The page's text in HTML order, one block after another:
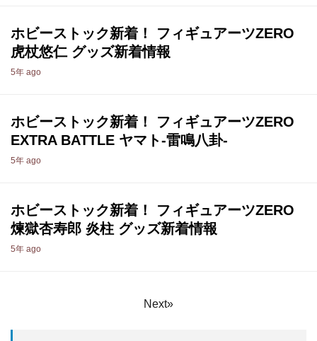
ホビーストック新着！ フィギュアーツZERO
虎杖悠仁 グッズ新着情報
5年 ago
ホビーストック新着！ フィギュアーツZERO
EXTRA BATTLE ヤマト-雷鳴八卦-
5年 ago
ホビーストック新着！ フィギュアーツZERO
煉獄杏寿郎 炎柱 グッズ新着情報
5年 ago
Next»